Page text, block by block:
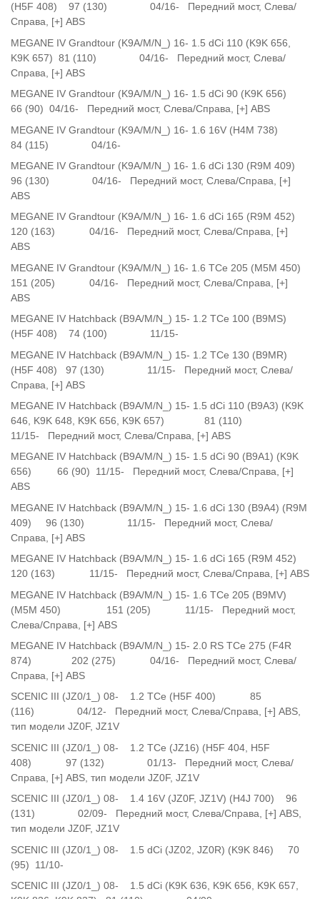
(H5F 408) 97 (130) 04/16- Передний мост, Слева/
Справа, [+] ABS
MEGANE IV Grandtour (K9A/M/N_) 16- 1.5 dCi 110 (K9K 656,
K9K 657) 81 (110) 04/16- Передний мост, Слева/
Справа, [+] ABS
MEGANE IV Grandtour (K9A/M/N_) 16- 1.5 dCi 90 (K9K 656)
66 (90) 04/16- Передний мост, Слева/Справа, [+] ABS
MEGANE IV Grandtour (K9A/M/N_) 16- 1.6 16V (H4M 738)
84 (115) 04/16-
MEGANE IV Grandtour (K9A/M/N_) 16- 1.6 dCi 130 (R9M 409)
96 (130) 04/16- Передний мост, Слева/Справа, [+]
ABS
MEGANE IV Grandtour (K9A/M/N_) 16- 1.6 dCi 165 (R9M 452)
120 (163) 04/16- Передний мост, Слева/Справа, [+]
ABS
MEGANE IV Grandtour (K9A/M/N_) 16- 1.6 TCe 205 (M5M 450)
151 (205) 04/16- Передний мост, Слева/Справа, [+]
ABS
MEGANE IV Hatchback (B9A/M/N_) 15- 1.2 TCe 100 (B9MS)
(H5F 408) 74 (100) 11/15-
MEGANE IV Hatchback (B9A/M/N_) 15- 1.2 TCe 130 (B9MR)
(H5F 408) 97 (130) 11/15- Передний мост, Слева/
Справа, [+] ABS
MEGANE IV Hatchback (B9A/M/N_) 15- 1.5 dCi 110 (B9A3) (K9K
646, K9K 648, K9K 656, K9K 657) 81 (110)
11/15- Передний мост, Слева/Справа, [+] ABS
MEGANE IV Hatchback (B9A/M/N_) 15- 1.5 dCi 90 (B9A1) (K9K
656) 66 (90) 11/15- Передний мост, Слева/Справа, [+]
ABS
MEGANE IV Hatchback (B9A/M/N_) 15- 1.6 dCi 130 (B9A4) (R9M
409) 96 (130) 11/15- Передний мост, Слева/
Справа, [+] ABS
MEGANE IV Hatchback (B9A/M/N_) 15- 1.6 dCi 165 (R9M 452)
120 (163) 11/15- Передний мост, Слева/Справа, [+] ABS
MEGANE IV Hatchback (B9A/M/N_) 15- 1.6 TCe 205 (B9MV)
(M5M 450) 151 (205) 11/15- Передний мост,
Слева/Справа, [+] ABS
MEGANE IV Hatchback (B9A/M/N_) 15- 2.0 RS TCe 275 (F4R
874) 202 (275) 04/16- Передний мост, Слева/
Справа, [+] ABS
SCENIC III (JZ0/1_) 08- 1.2 TCe (H5F 400) 85
(116) 04/12- Передний мост, Слева/Справа, [+] ABS,
тип модели JZ0F, JZ1V
SCENIC III (JZ0/1_) 08- 1.2 TCe (JZ16) (H5F 404, H5F
408) 97 (132) 01/13- Передний мост, Слева/
Справа, [+] ABS, тип модели JZ0F, JZ1V
SCENIC III (JZ0/1_) 08- 1.4 16V (JZ0F, JZ1V) (H4J 700) 96
(131) 02/09- Передний мост, Слева/Справа, [+] ABS,
тип модели JZ0F, JZ1V
SCENIC III (JZ0/1_) 08- 1.5 dCi (JZ02, JZ0R) (K9K 846) 70
(95) 11/10-
SCENIC III (JZ0/1_) 08- 1.5 dCi (K9K 636, K9K 656, K9K 657,